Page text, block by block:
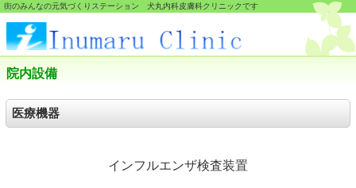
街のみんなの元気づくりステーション 犬丸内科皮膚科クリニックです
院内設備
医療機器
インフルエンザ検査装置